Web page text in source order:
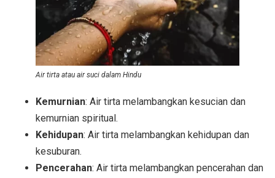
Air tirta atau air suci dalam Hindu
Kemurnian: Air tirta melambangkan kesucian dan
kemurnian spiritual.
Kehidupan: Air tirta melambangkan kehidupan dan
kesuburan.
Pencerahan: Air tirta melambangkan pencerahan dan